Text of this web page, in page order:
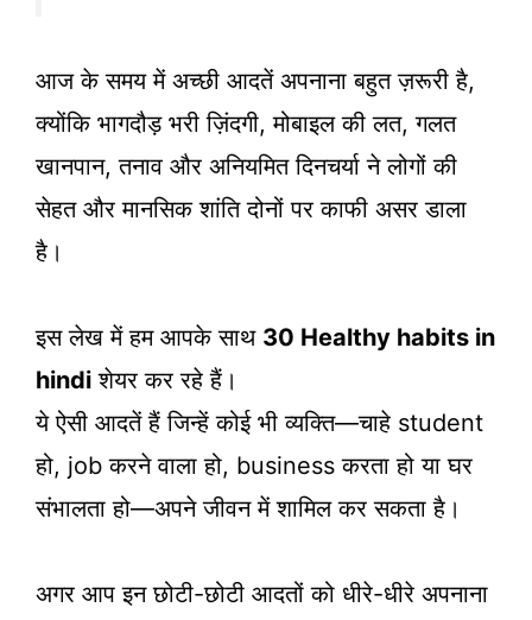
आज के समय में अच्छी आदतें अपनाना बहुत ज़रूरी है,
क्योंकि भागदौड़ भरी ज़िंदगी, मोबाइल की लत, गलत
खानपान, तनाव और अनियमित दिनचर्या ने लोगों की
सेहत और मानसिक शांति दोनों पर काफी असर डाला
है।
इस लेख में हम आपके साथ 30 Healthy habits in
hindi शेयर कर रहे हैं।
ये ऐसी आदतें हैं जिन्हें कोई भी व्यक्ति—चाहे student
हो, job करने वाला हो, business करता हो या घर
संभालता हो—अपने जीवन में शामिल कर सकता है।
अगर आप इन छोटी-छोटी आदतों को धीरे-धीरे अपनाना